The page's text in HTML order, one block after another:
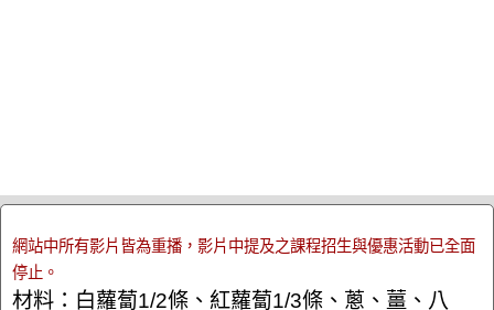
網站中所有影片皆為重播，影片中提及之課程招生與優惠活動已全面
停止。
材料：白蘿蔔1/2條、紅蘿蔔1/3條、蔥、薑、八